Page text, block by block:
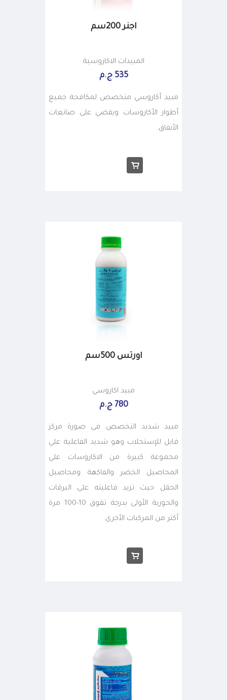
اجنر 200سم
المبيدات الاكاروسية
535 ج.م
مبيد أكاروسي متخصص لمكافحة جميع
أطوار الأكاروسات ويقضي على صانعات
الأنفاق.
اورتس 500سم
مبيد اكاروسي
780 ج.م
مبيد شديد التخصص فى صورة مركز
قابل للإستحلاب وهو شديد الفاعلية علي
مجموعة كبيرة من الاكاروسات علي
المحاصيل الخضر والفاكهة ومحاصيل
الحقل حيث تزيد فاعليته على اليرقات
والحورية الأولى بدرجة تفوق 10-100 مرة
أكثر من المركبات الأخرى.